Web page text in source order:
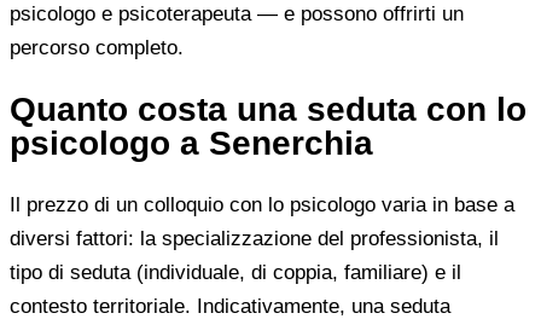
psicologo e psicoterapeuta — e possono offrirti un
percorso completo.
Quanto costa una seduta con lo
psicologo a Senerchia
Il prezzo di un colloquio con lo psicologo varia in base a
diversi fattori: la specializzazione del professionista, il
tipo di seduta (individuale, di coppia, familiare) e il
contesto territoriale. Indicativamente, una seduta